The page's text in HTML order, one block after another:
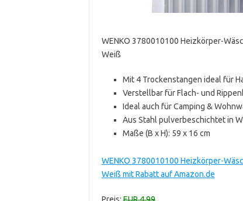
WENKO 3780010100 Heizkörper-
Weiß
Mit 4 Trockenstangen ideal für
Verstellbar für Flach- und
Ideal auch für Camping &
Aus Stahl pulverbeschichtet in
Maße (B x H): 59 x 16 cm
WENKO 3780010100 Heizkörper-
Weiß mit Rabatt auf Amazon.de